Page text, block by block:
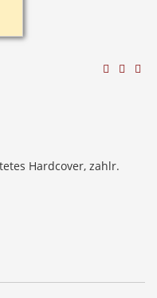
Hardcover, zahlr.